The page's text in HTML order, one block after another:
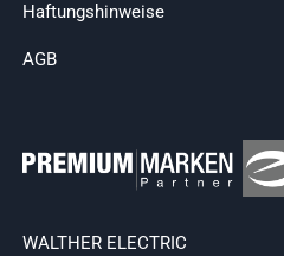
Haftungshinweise
AGB
WALTHER ELECTRIC